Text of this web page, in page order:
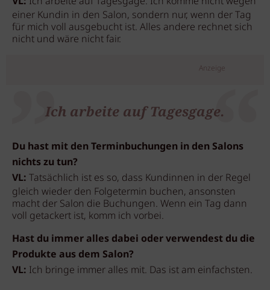
einer Kundin in den Salon, sondern nur, wenn der Tag
für mich voll ausgebucht ist. Alles andere rechnet sich
nicht und wäre nicht fair.
Anzeige
Ich arbeite auf Tagesgage.
Du hast mit den Terminbuchungen in den Salons
nichts zu tun?
VL: Tatsächlich ist es so, dass Kundinnen in der Regel
gleich wieder den Folgetermin buchen, ansonsten
macht der Salon die Buchungen. Wenn ein Tag dann
voll getackert ist, komm ich vorbei.
Hast du immer alles dabei oder verwendest du die
Produkte aus dem Salon?
VL: Ich bringe immer alles mit. Das ist am einfachsten.